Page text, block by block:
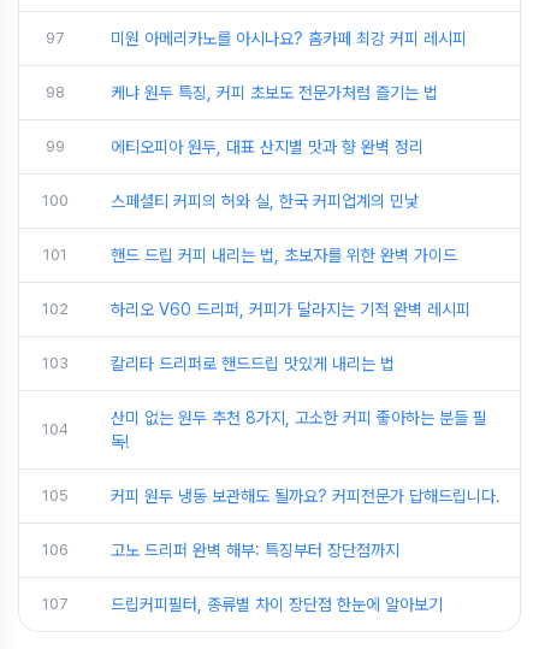
97 미원 아메리카노를 아시나요? 홈카페 최강 커피 레시피
98 케냐 원두 특징, 커피 초보도 전문가처럼 즐기는 법
99 에티오피아 원두, 대표 산지별 맛과 향 완벽 정리
100 스페셜티 커피의 허와 실, 한국 커피업계의 민낯
101 핸드 드립 커피 내리는 법, 초보자를 위한 완벽 가이드
102 하리오 V60 드리퍼, 커피가 달라지는 기적 완벽 레시피
103 칼리타 드리퍼로 핸드드립 맛있게 내리는 법
104
산미 없는 원두 추천 8가지, 고소한 커피 좋아하는 분들 필
독!
105 커피 원두 냉동 보관해도 될까요? 커피전문가 답해드립니다.
106 고노 드리퍼 완벽 해부: 특징부터 장단점까지
107 드립커피필터, 종류별 차이 장단점 한눈에 알아보기